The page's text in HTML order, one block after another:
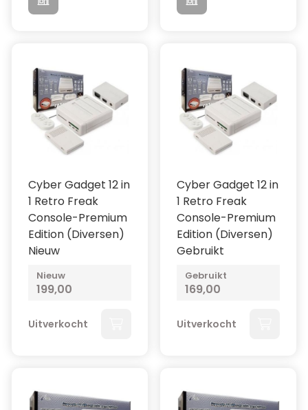
Cyber Gadget 12 in
1 Retro Freak
Console-Premium
Edition (Diversen)
Nieuw
Nieuw
199,00
Uitverkocht
Cyber Gadget 12 in
1 Retro Freak
Console-Premium
Edition (Diversen)
Gebruikt
Gebruikt
169,00
Uitverkocht